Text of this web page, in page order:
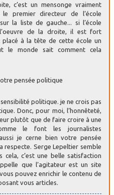
c’est un mensonge vraiment
le premier directeur de l’école
la liste de gauche... si l’école
de la droite, il est fort
placé à la tête de cette école un
le monde sait comment cela
pensée politique
sensibilité politique. je ne crois pas
Donc, pour moi, l’honnêteté,
plutôt que de faire croire à une
le font les journalistes
je cerne bien votre pensée
respecte. Serge Lepeltier semble
cela, c’est une belle satisfaction
que l’agitateur est un site
pouvez enrichir le contenu de
vous articles.